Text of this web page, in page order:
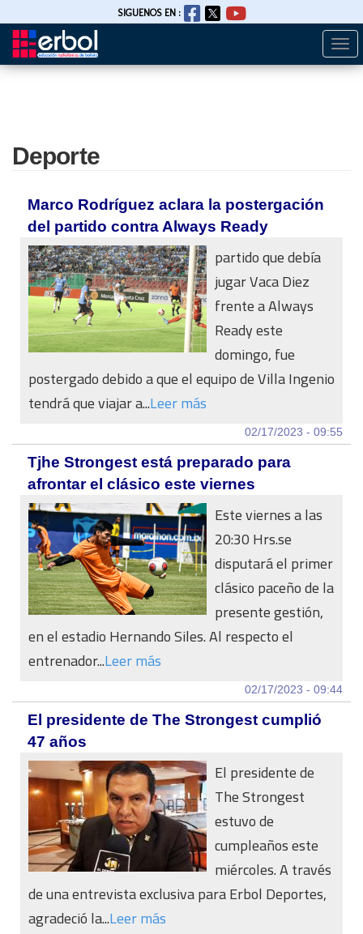
Pasar
SIGUENOS EN :
Deporte
Marco Rodríguez aclara la postergación
del partido contra Always Ready
partido que debía
jugar Vaca Diez
frente a Always
Ready este
domingo, fue
postergado debido a que el equipo de Villa Ingenio
tendrá que viajar a...Leer más
02/17/2023 - 09:55
Tjhe Strongest está preparado para
afrontar el clásico este viernes
Este viernes a las
20:30 Hrs.se
disputará el primer
clásico paceño de la
presente gestión,
en el estadio Hernando Siles. Al respecto el
entrenador...Leer más
02/17/2023 - 09:44
El presidente de The Strongest cumplió
47 años
El presidente de
The Strongest
estuvo de
cumpleaños este
miércoles. A través
de una entrevista exclusiva para Erbol Deportes,
agradeció la...Leer más